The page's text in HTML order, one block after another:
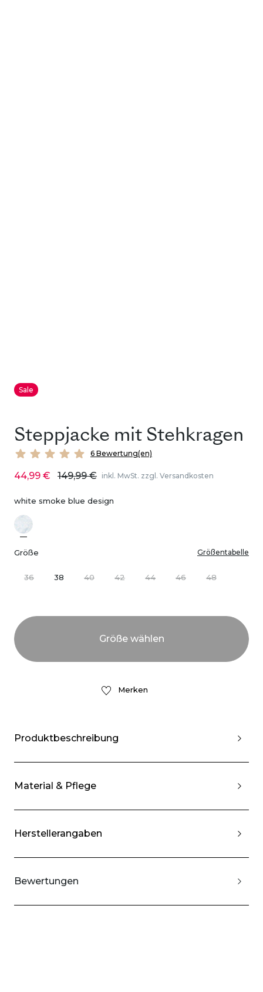
Sale
Steppjacke mit Stehkragen
6 Bewertung(en)
44,99 € 149,99 € inkl. MwSt. zzgl. Versandkosten
white smoke blue design
Größe Größentabelle
36 38 40 42 44 46 48
Merken
Produktbeschreibung
Material & Pflege
Herstellerangaben
Bewertungen